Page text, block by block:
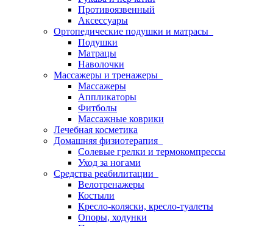
Противоязвенный
Аксессуары
Ортопедические подушки и матрасы
Подушки
Матрацы
Наволочки
Массажеры и тренажеры
Массажеры
Аппликаторы
Фитболы
Массажные коврики
Лечебная косметика
Домашняя физиотерапия
Солевые грелки и термокомпрессы
Уход за ногами
Средства реабилитации
Велотренажеры
Костыли
Кресло-коляски, кресло-туалеты
Опоры, ходунки